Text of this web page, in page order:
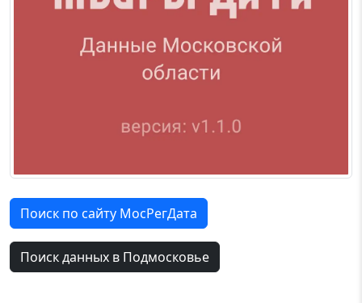
Поиск по сайту МосРегДата
Поиск данных в Подмосковье